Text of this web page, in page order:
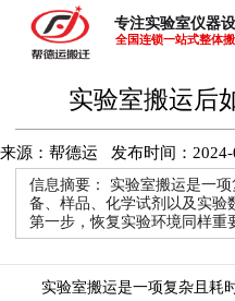
专注实验室仪器
全国连锁一站式整体
实验室搬运后
来源：帮德运 发布时间：
信息摘要： 实验室搬运是一
备、样品、化学试剂以及实验
第一步，恢复实验环境同样重
实验室搬运是一项复杂且耗